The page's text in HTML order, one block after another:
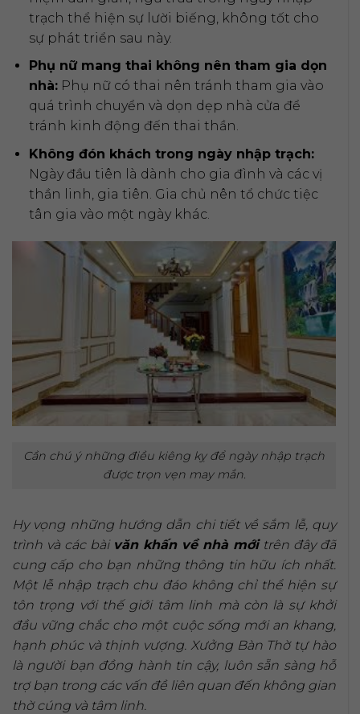
trạch thể hiện sự lười biếng, không tốt cho
sự phát triển sau này.
Phụ nữ mang thai không nên tham gia dọn
nhà:Phụ nữ có thai nên tránh tham gia vào
quá trình chuyển và dọn dẹp nhà cửa để
tránh kinh động đến thai thần.
Không đón khách trong ngày nhập trạch:
Ngày đầu tiên là dành cho gia đình và các vị
thần linh, gia tiên. Gia chủ nên tổ chức tiệc
tân gia vào một ngày khác.
Cần chú ý những điều kiêng kỵ để ngày nhập trạch
được trọn vẹn may mắn.
Hy vọng những hướng dẫn chi tiết về sắm lễ, quy
trình và các bài văn khấn về nhà mớitrên đây đã
cung cấp cho bạn những thông tin hữu ích nhất.
Một lễ nhập trạch chu đáo không chỉ thể hiện sự
tôn trọng với thế giới tâm linh mà còn là sự khởi
đầu vững chắc cho một cuộc sống mới an khang,
hạnh phúc và thịnh vượng. Xưởng Bàn Thờ tự hào
là người bạn đồng hành tin cậy, luôn sẵn sàng hỗ
trợ bạn trong các vấn đề liên quan đến không gian
thờ cúng và tâm linh.